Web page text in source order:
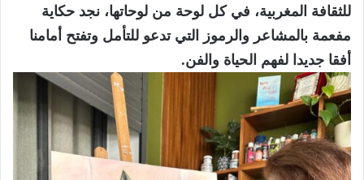
للثقافة المغربية، في كل لوحة من لوحاتها، نجد حكاية
مفعمة بالمشاعر والرموز التي تدعو للتأمل وتفتح أمامنا
أفقا جديدا لفهم الحياة والفن.